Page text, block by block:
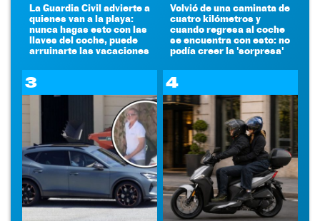
La Guardia Civil advierte a
quienes van a la playa:
nunca hagas esto con las
llaves del coche, puede
arruinarte las vacaciones
Volvió de una caminata de
cuatro kilómetros y
cuando regresa al coche
se encuentra con esto: no
podía creer la 'sorpresa'
3 4